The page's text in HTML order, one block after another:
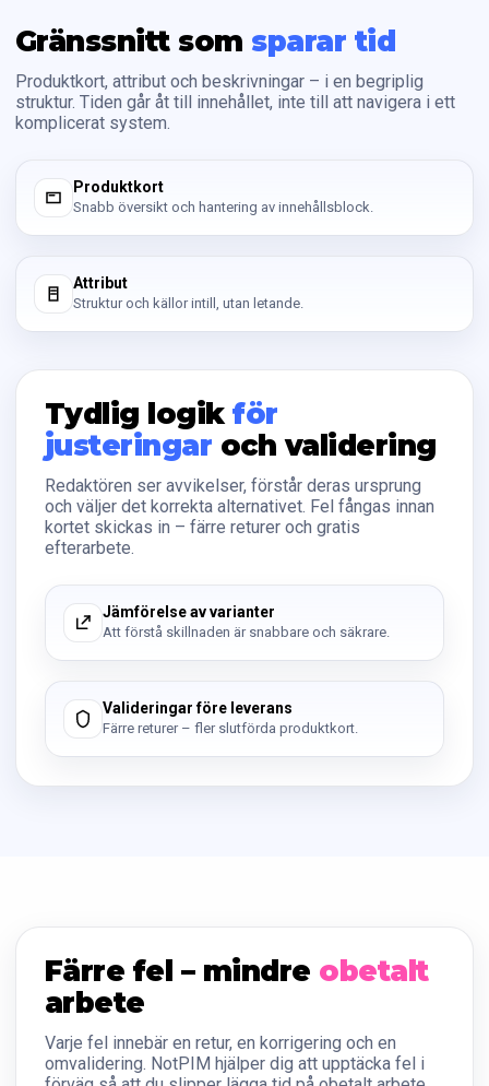
Gränssnitt som sparar tid
Produktkort, attribut och beskrivningar – i en begriplig
struktur. Tiden går åt till innehållet, inte till att navigera i ett
komplicerat system.
Produktkort
Snabb översikt och hantering av innehållsblock.
Attribut
Struktur och källor intill, utan letande.
Tydlig logikför
justeringar och validering
Redaktören ser avvikelser, förstår deras ursprung
och väljer det korrekta alternativet. Fel fångas innan
kortet skickas in – färre returer och gratis
efterarbete.
Jämförelse av varianter
Att förstå skillnaden är snabbare och säkrare.
Valideringar före leverans
Färre returer – fler slutförda produktkort.
Färre fel – mindre obetalt
arbete
Varje fel innebär en retur, en korrigering och en
omvalidering. NotPIM hjälper dig att upptäcka fel i